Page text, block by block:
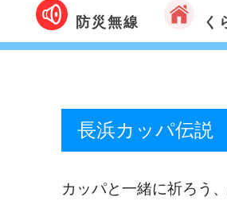
防災無線 く
長浜カッパ伝説
カッパと一緒に祈ろう